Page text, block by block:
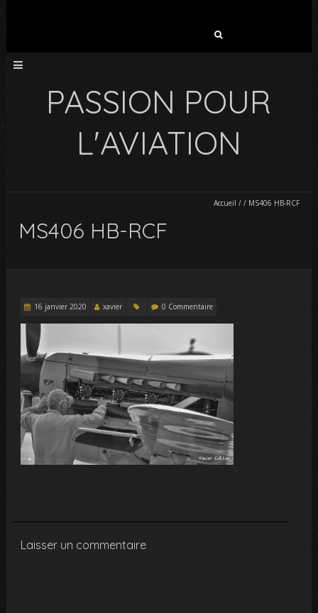
PASSION POUR
L'AVIATION
Accueil / / MS406 HB-RCF
MS406 HB-RCF
16 janvier 2020 xavier 0 Commentaire
Laisser un commentaire